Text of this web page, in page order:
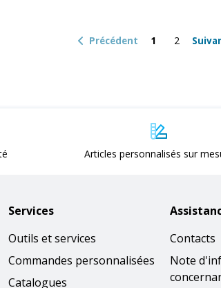
Précédent 1 2
Articles personnalisés sur
Services
Outils et services
Commandes personnalisées
Catalogues
Contacts
Note